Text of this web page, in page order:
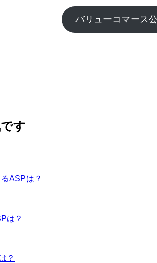
バリューコマース
ASPは？
は？
？